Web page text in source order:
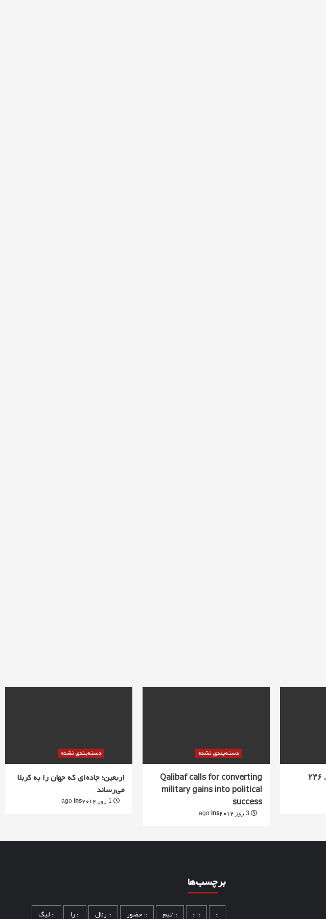
دسته‌بندی نشده
اربعین؛ جاده‌ای که جهان را به کربلا
می‌رساند
ins2012
دسته‌بندی نشده
Qalibaf calls for converting
military gains into political
success
ins2012
خط قرمز سد زاینده‌رود، ۲۳۶
برچسب‌ها
::
:: :: :: تیم :: حضور :: رئال :: را :: لیگ